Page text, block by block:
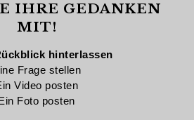
IHRE GEDANKEN
MIT!
hinterlassen
Frage stellen
Video posten
Ein Foto posten